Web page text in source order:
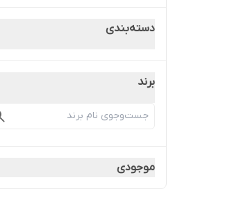
دسته‌بندی
برند
موجودی